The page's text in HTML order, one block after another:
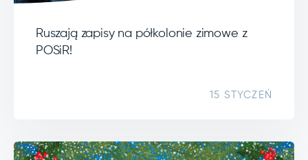
Ruszają zapisy na półkolonie zimowe z
POSiR!
15 STYCZEŃ